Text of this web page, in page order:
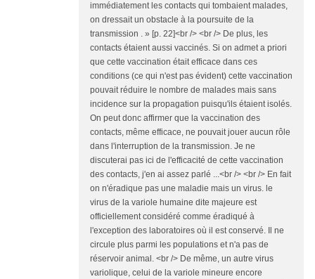
immédiatement les contacts qui tombaient malades,
on dressait un obstacle à la poursuite de la
transmission . » [p. 22]<br /> <br /> De plus, les
contacts étaient aussi vaccinés. Si on admet a priori
que cette vaccination était efficace dans ces
conditions (ce qui n'est pas évident) cette vaccination
pouvait réduire le nombre de malades mais sans
incidence sur la propagation puisqu'ils étaient isolés.
On peut donc affirmer que la vaccination des
contacts, même efficace, ne pouvait jouer aucun rôle
dans l'interruption de la transmission. Je ne
discuterai pas ici de l'efficacité de cette vaccination
des contacts, j'en ai assez parlé ...<br /> <br /> En fait
on n'éradique pas une maladie mais un virus. le
virus de la variole humaine dite majeure est
officiellement considéré comme éradiqué à
l'exception des laboratoires où il est conservé. Il ne
circule plus parmi les populations et n'a pas de
réservoir animal. <br /> De même, un autre virus
variolique, celui de la variole mineure encore